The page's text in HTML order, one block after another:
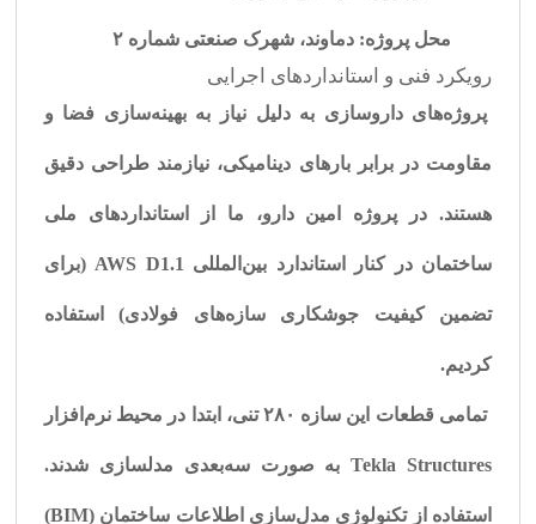
محل پروژه: دماوند، شهرک صنعتی شماره ۲
رویکرد فنی و استانداردهای اجرایی
پروژه‌های داروسازی به دلیل نیاز به بهینه‌سازی فضا و
مقاومت در برابر بارهای دینامیکی، نیازمند طراحی دقیق
هستند. در پروژه امین دارو، ما از استانداردهای ملی
ساختمان در کنار استاندارد بین‌المللی AWS D1.1 (برای
تضمین کیفیت جوشکاری سازه‌های فولادی) استفاده
کردیم.
تمامی قطعات این سازه ۲۸۰ تنی، ابتدا در محیط نرم‌افزار
Tekla Structuresبه صورت سه‌بعدی مدلسازی شدند.
استفاده از تکنولوژی مدل‌سازی اطلاعات ساختمان (BIM)